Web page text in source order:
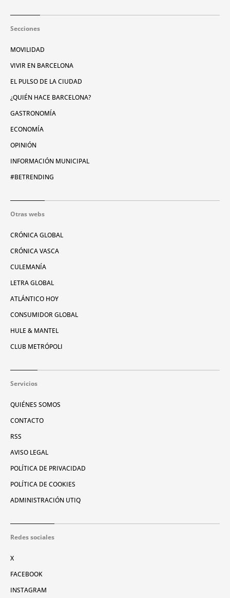
Secciones
MOVILIDAD
VIVIR EN BARCELONA
EL PULSO DE LA CIUDAD
¿QUIÉN HACE BARCELONA?
GASTRONOMÍA
ECONOMÍA
OPINIÓN
INFORMACIÓN MUNICIPAL
#BETRENDING
Otras webs
CRÓNICA GLOBAL
CRÓNICA VASCA
CULEMANÍA
LETRA GLOBAL
ATLÁNTICO HOY
CONSUMIDOR GLOBAL
HULE & MANTEL
CLUB METRÓPOLI
Servicios
QUIÉNES SOMOS
CONTACTO
RSS
AVISO LEGAL
POLÍTICA DE PRIVACIDAD
POLÍTICA DE COOKIES
ADMINISTRACIÓN UTIQ
Redes sociales
X
FACEBOOK
INSTAGRAM